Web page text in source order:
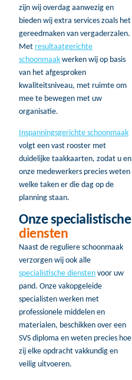
zijn wij overdag aanwezig en
bieden wij extra services zoals het
gereedmaken van vergaderzalen.
Met resultaatgerichte
schoonmaak werken wij op basis
van het afgesproken
kwaliteitsniveau, met ruimte om
mee te bewegen met uw
organisatie.
Inspanningsgerichte schoonmaak
volgt een vast rooster met
duidelijke taakkaarten, zodat u en
onze medewerkers precies weten
welke taken er die dag op de
planning staan.
Onze specialistische
diensten
Naast de reguliere schoonmaak
verzorgen wij ook alle
specialistische diensten voor uw
pand. Onze vakopgeleide
specialisten werken met
professionele middelen en
materialen, beschikken over een
SVS diploma en weten precies hoe
zij elke opdracht vakkundig en
veilig uitvoeren.